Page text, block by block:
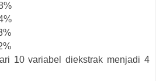
10 variabel diekstrak menjadi 4